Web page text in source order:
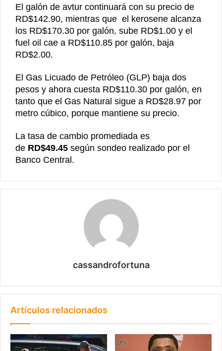
El galón de avtur continuará con su precio de
RD$142.90, mientras que el kerosene alcanza
los RD$170.30 por galón, sube RD$1.00 y el
fuel oil cae a RD$110.85 por galón, baja
RD$2.00.
El Gas Licuado de Petróleo (GLP) baja dos
pesos y ahora cuesta RD$110.30 por galón, en
tanto que el Gas Natural sigue a RD$28.97 por
metro cúbico, porque mantiene su precio.
La tasa de cambio promediada es
de RD$49.45 según sondeo realizado por el
Banco Central.
cassandrofortuna
Artículos relacionados